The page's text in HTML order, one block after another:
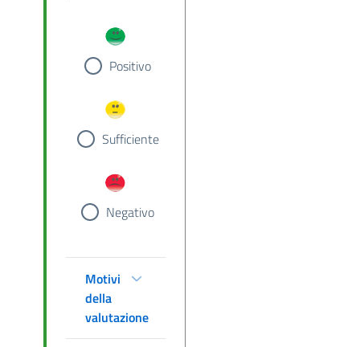
Positivo
Sufficiente
Negativo
Motivi
della
valutazione